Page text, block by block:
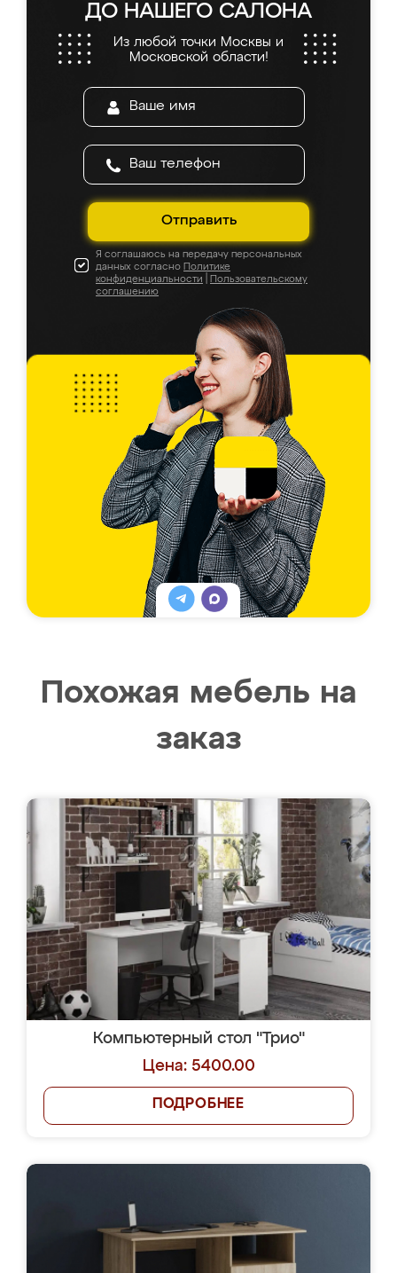
ДО НАШЕГО САЛОНА
Из любой точки Москвы и
Московской области!
Отправить
Я соглашаюсь на передачу персональных
данных согласно Политике
конфиденциальности
Пользовательскому
соглашению
Похожая мебель на
заказ
Компьютерный стол "Трио"
Цена: 5400.00
ПОДРОБНЕЕ